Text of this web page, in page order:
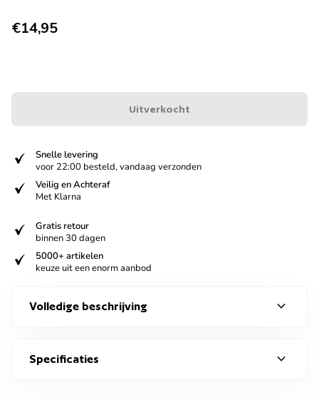
Normale prijs
€14,95
Uitverkocht
verified
Snelle levering
voor 22:00 besteld, vandaag verzonden
verified
Veilig en Achteraf
Met Klarna
verified
Gratis retour
binnen 30 dagen
verified
5000+ artikelen
keuze uit een enorm aanbod
Volledige beschrijving expand_more
Specificaties expand_more